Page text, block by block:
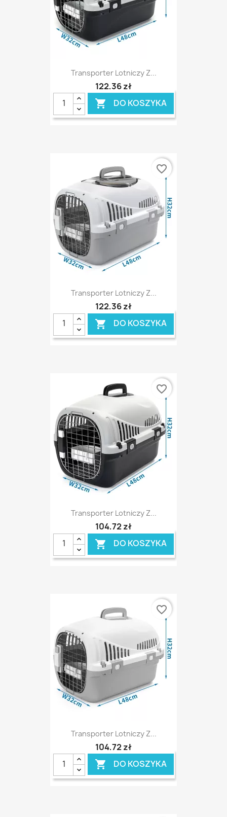
Transporter Lotniczy Z...
122,36 zł
 DO KOSZYKA
Transporter Lotniczy Z...
122,36 zł
 DO KOSZYKA
favorite_border
Transporter Lotniczy Z...
104,72 zł
 DO KOSZYKA
favorite_border
Transporter Lotniczy Z...
104,72 zł
 DO KOSZYKA
favorite_border